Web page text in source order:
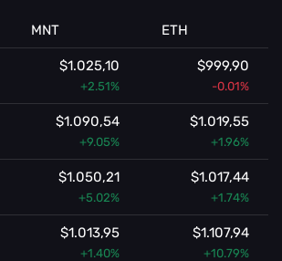
MNT ETH
$1.025,10
+2.51%
$999,90
-0.01%
$1.090,54
+9.05%
$1.019,55
+1.96%
$1.050,21
+5.02%
$1.017,44
+1.74%
$1.013,95
+1.40%
$1.107,94
+10.79%